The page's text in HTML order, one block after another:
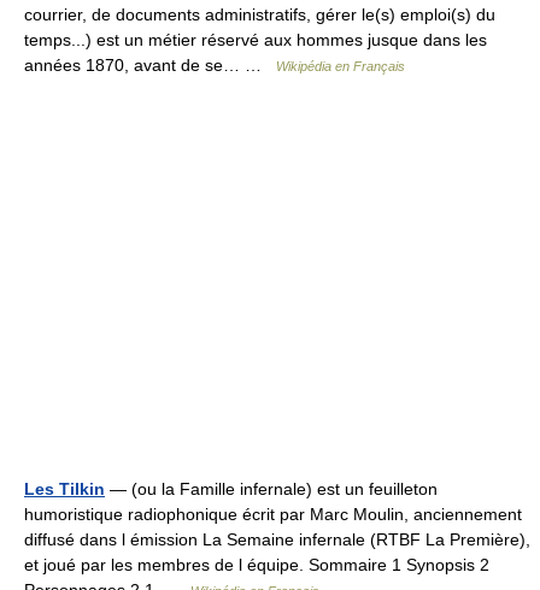
courrier, de documents administratifs, gérer le(s) emploi(s) du
temps...) est un métier réservé aux hommes jusque dans les
années 1870, avant de se… …
Wikipédia en Français
Les Tilkin — (ou la Famille infernale) est un feuilleton
humoristique radiophonique écrit par Marc Moulin, anciennement
diffusé dans l émission La Semaine infernale (RTBF La Première),
et joué par les membres de l équipe. Sommaire 1 Synopsis 2